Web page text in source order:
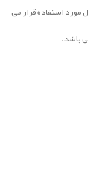
مورد استفاده قرار می
باشد.